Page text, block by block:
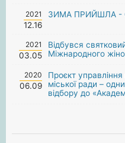
2021
12.16
ЗИМА ПРИЙШЛА -
2021
03.05
Відбувся
Міжнародного
2020
06.09
Проєкт
міської ради –
відбору до